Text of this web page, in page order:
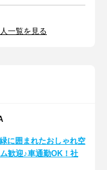
一覧を見る
に囲まれたおしゃれ空
歓迎♪車通勤OK！社